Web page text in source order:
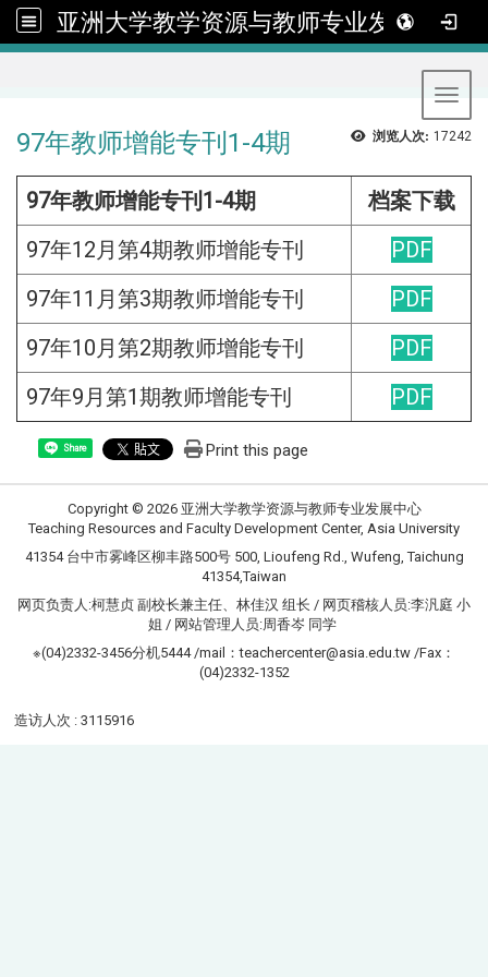
亚洲大学教学资源与教师专业发展中心
浏览人次: 17242
97年教师增能专刊1-4期
97年教师增能专刊1-4期
档案下载
97年12月第4期教师增能专刊
PDF
97年11月第3期教师增能专刊
PDF
97年10月第2期教师增能专刊
PDF
97年9月第1期教师增能专刊
PDF
Share Print this page
Copyright © 2026 亚洲大学教学资源与教师专业发展中心
Teaching Resources and Faculty Development Center, Asia University
41354 台中市雾峰区柳丰路500号 500, Lioufeng Rd., Wufeng, Taichung
41354,Taiwan
网页负责人:柯慧贞 副校长兼主任、林佳汉 组长 / 网页稽核人员:李汎庭 小
姐 / 网站管理人员:周香岑 同学
※(04)2332-3456分机5444 /mail：teachercenter@asia.edu.tw /Fax：
(04)2332-1352
造访人次 : 3115916